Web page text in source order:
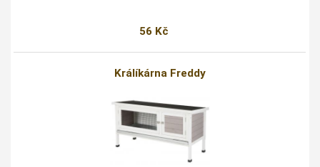
56 Kč
Králíkárna Freddy